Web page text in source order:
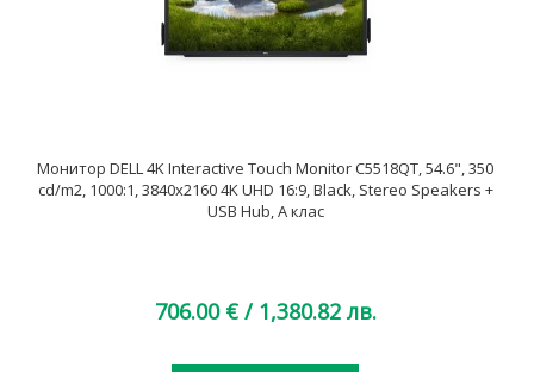
Монитор DELL 4K Interactive Touch Monitor C5518QT, 54.6", 350
cd/m2, 1000:1, 3840x2160 4K UHD 16:9, Black, Stereo Speakers +
USB Hub, А клас
706.00 €/ 1,380.82 лв.